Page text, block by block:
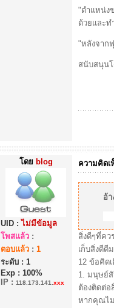
"ตำแหน่ง
ด้วยและ
"หลังจาก
สนับสนุน
โดย blog
UID :ไม่มีข้อมูล
โพสแล้ว:
ตอบแล้ว: 1
ระดับ : 1
Exp : 100%
IP: 118.173.141. xxx
ความคิด
อ้
สิ่งดีๆที่คว
เก็บสิ่งดีดี
12 ข้อคิด
1. มนุษย์
ต้องติดต่
หากคุณไ